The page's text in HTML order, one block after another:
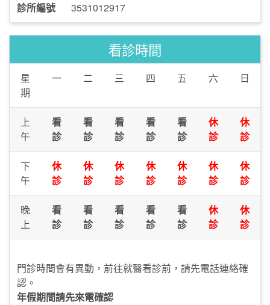
診所編號 3531012917
看診時間
星
期
一 二 三 四 五 六 日
上
午
看
診
看
診
看
診
看
診
看
診
休
診
休
診
下
午
休
診
休
診
休
診
休
診
休
診
休
診
休
診
晚
上
看
診
看
診
看
診
看
診
看
診
休
診
休
診
門診時間會有異動，前往就醫看診前，請先電話連絡確
認。
年假期間請先來電確認